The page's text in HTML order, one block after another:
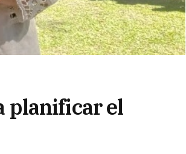
planificar el